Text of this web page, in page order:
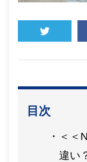
目次
＜＜
違い